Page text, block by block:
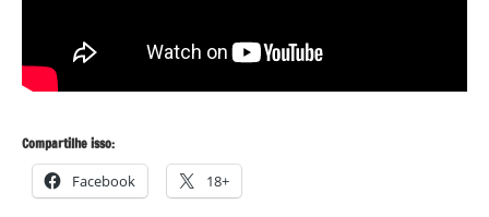
Compartilhe isso:
Facebook 18+